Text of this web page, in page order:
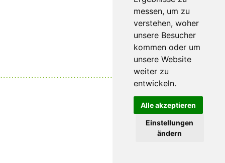
messen, um zu
verstehen, woher
unsere Besucher
kommen oder um
unsere Website
weiter zu
entwickeln.
Alle akzeptieren
Einstellungen
ändern
Datenschutz|